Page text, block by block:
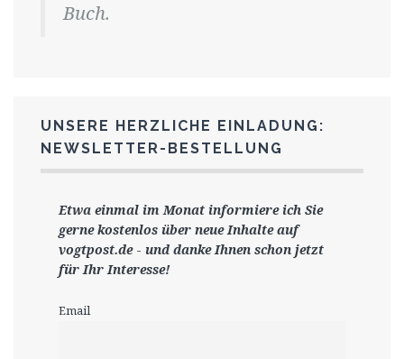
Buch.
UNSERE HERZLICHE EINLADUNG:
NEWSLETTER-BESTELLUNG
Etwa einmal im Monat informiere ich Sie
gernekostenlos über neue Inhalte auf
vogtpost.de- und danke Ihnen schon jetzt
für Ihr Interesse!
Email